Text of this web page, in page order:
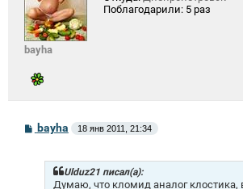
bayha
Поблагодарили: 5 раз
С
о
bayha 18 янв 2011, 21:34
Ulduz21 писал(а):
Думаю, что кломид аналог клостика,